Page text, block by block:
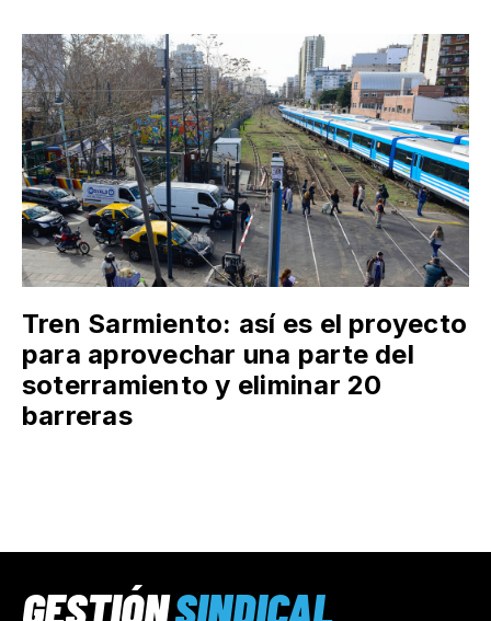
Tren Sarmiento: así es el proyecto
para aprovechar una parte del
soterramiento y eliminar 20
barreras
GESTIÓNSINDICAL